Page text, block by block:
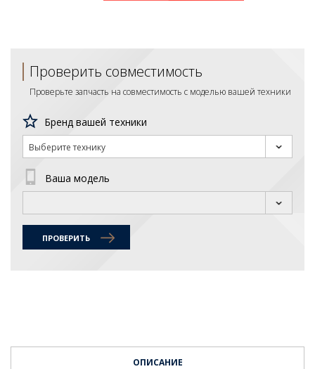
Проверить совместимость
Проверьте запчасть на совместимость с моделью вашей техники
Бренд вашей техники
Выберите технику
Ваша модель
ПРОВЕРИТЬ
ОПИСАНИЕ